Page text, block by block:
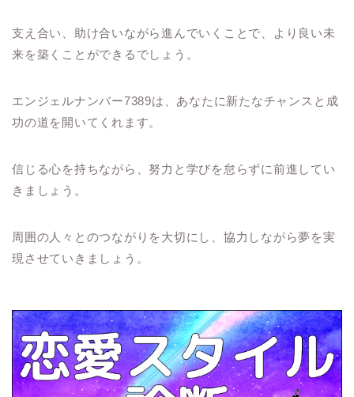
支え合い、助け合いながら進んでいくことで、より良い未
来を築くことができるでしょう。
エンジェルナンバー7389は、あなたに新たなチャンスと成
功の道を開いてくれます。
信じる心を持ちながら、努力と学びを怠らずに前進してい
きましょう。
周囲の人々とのつながりを大切にし、協力しながら夢を実
現させていきましょう。